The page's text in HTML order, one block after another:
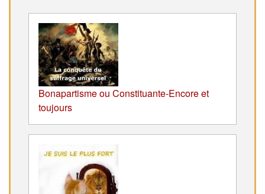
Bonapartisme ou Constituante-Encore et
toujours